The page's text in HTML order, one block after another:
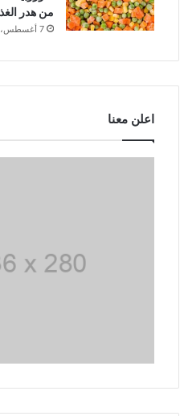
من هدر
7 أغسطس، 2026
اعلن معنا